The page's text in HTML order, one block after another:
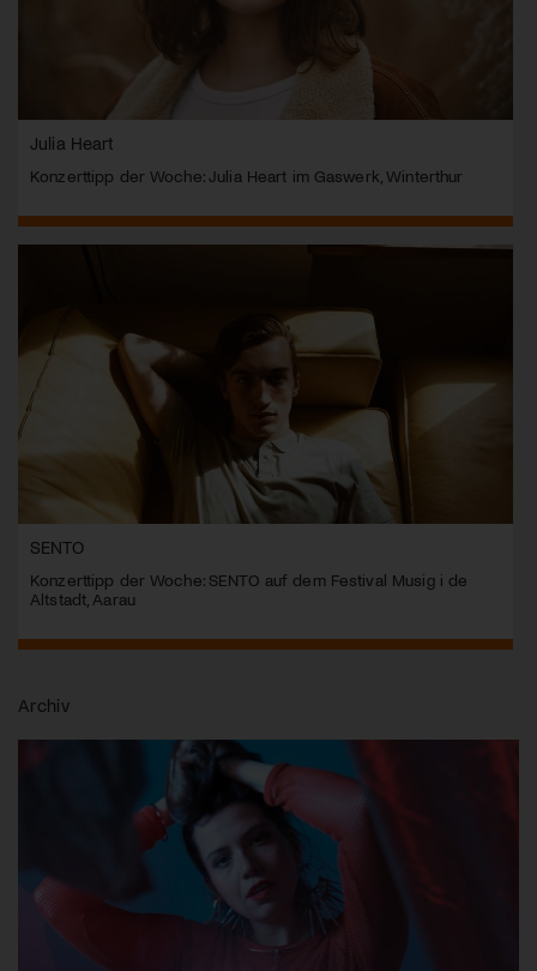
Julia Heart
Konzerttipp der Woche: Julia Heart im Gaswerk, Winterthur
SENTO
Konzerttipp der Woche: SENTO auf dem Festival Musig i de
Altstadt, Aarau
Archiv